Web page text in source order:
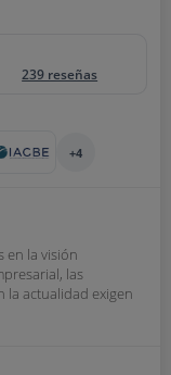
239 reseñas
+4
en la visión
las
actualidad exigen